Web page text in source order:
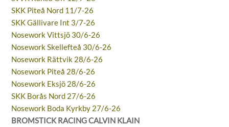
SKK Piteå Nord 11/7-26
SKK Gällivare Int 3/7-26
Nosework Vittsjö 30/6-26
Nosework Skellefteå 30/6-26
Nosework Rättvik 28/6-26
Nosework Piteå 28/6-26
Nosework Eksjö 28/6-26
SKK Borås Nord 27/6-26
Nosework Boda Kyrkby 27/6-26
BROMSTICK RACING CALVIN KLAIN